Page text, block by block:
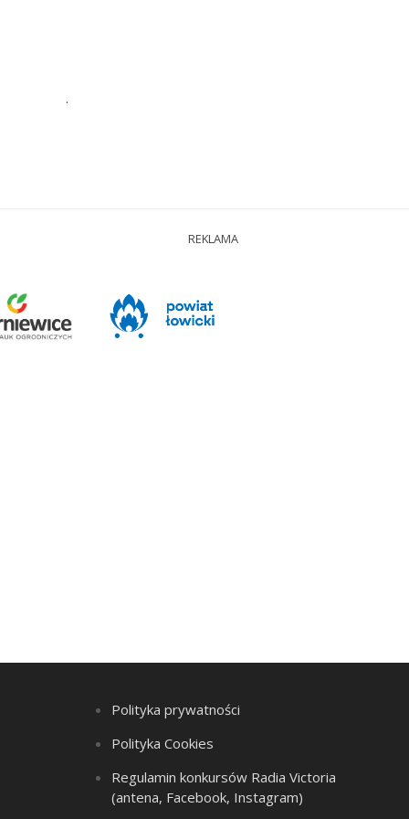
.
REKLAMA
Polityka prywatności
Polityka Cookies
Regulamin konkursów Radia Victoria
(antena, Facebook, Instagram)